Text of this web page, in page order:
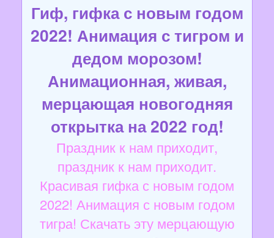
Гиф, гифка с новым годом
2022! Анимация с тигром и
дедом морозом!
Анимационная, живая,
мерцающая новогодняя
открытка на 2022 год!
Праздник к нам приходит,
праздник к нам приходит.
Красивая гифка с новым годом
2022! Анимация с новым годом
тигра! Скачать эту мерцающую